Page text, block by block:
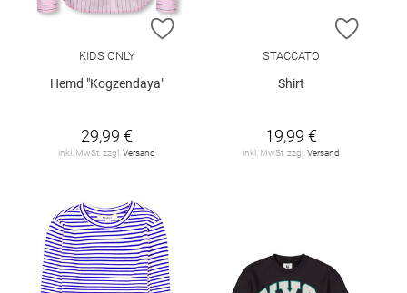
ZUR WUNSCHLISTE HINZUFÜGEN
KIDS ONLY
Hemd "Kogzendaya"
29,99 €
inkl. MwSt. zzgl. Versand
ZUR
STACCATO
Shirt
19,99 €
inkl. MwSt. zzgl. Versand